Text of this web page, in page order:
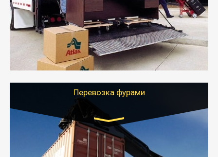
- Служебный или военный переезд может быть на
отдельном авто или догрузом (по меньшей
стоимости).
- Тайгер Логистик подберет автотранспорт, быстро и
качественно организует переезд к новому месту
службы или работы с гарантией сохранности груза и
оформлением документов, подтверждающих
Перевозка фурами
Транспорт:
Еврофура Тент от 5 до 10 тонн
грузоподъемность